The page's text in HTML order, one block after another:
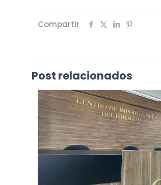
Compartir
Post relacionados